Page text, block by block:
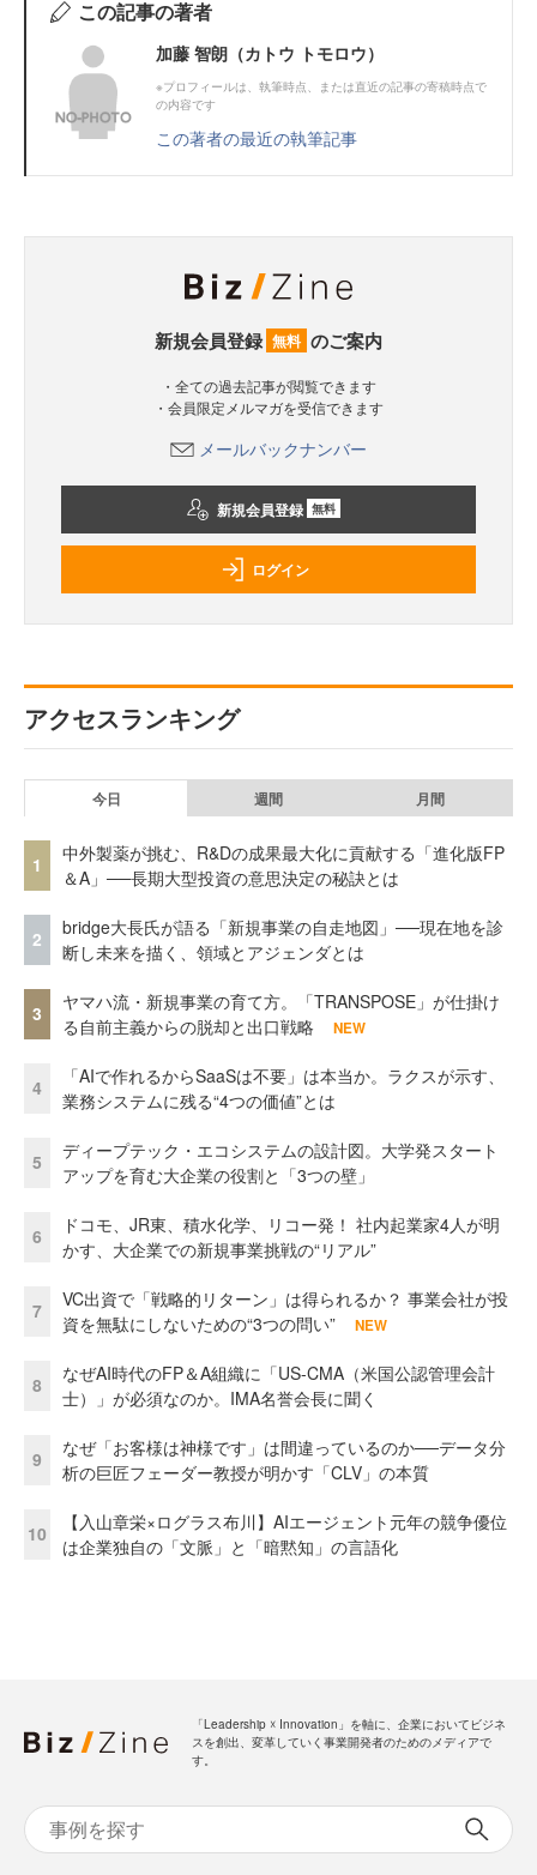
この記事の著者
加藤 智朗（カトウ トモロウ）
※プロフィールは、執筆時点、または直近の記事の寄稿時点で
の内容です
この著者の最近の執筆記事
新規会員登録 無料 のご案内
・全ての過去記事が閲覧できます
・会員限定メルマガを受信できます
メールバックナンバー
新規会員登録 無料
ログイン
アクセスランキング
今日 週間 月間
1
中外製薬が挑む、R&Dの成果最大化に貢献する「進化版FP
＆A」──長期大型投資の意思決定の秘訣とは
2
bridge大長氏が語る「新規事業の自走地図」──現在地を診
断し未来を描く、領域とアジェンダとは
3
ヤマハ流・新規事業の育て方。「TRANSPOSE」が仕掛け
る自前主義からの脱却と出口戦略
NEW
4
「AIで作れるからSaaSは不要」は本当か。ラクスが示す、
業務システムに残る“4つの価値”とは
5
ディープテック・エコシステムの設計図。大学発スタート
アップを育む大企業の役割と「3つの壁」
6
ドコモ、JR東、積水化学、リコー発！ 社内起業家4人が明
かす、大企業での新規事業挑戦の“リアル”
7
VC出資で「戦略的リターン」は得られるか？ 事業会社が投
資を無駄にしないための“3つの問い”
NEW
8
なぜAI時代のFP＆A組織に「US-CMA（米国公認管理会計
士）」が必須なのか。IMA名誉会長に聞く
9
なぜ「お客様は神様です」は間違っているのか──データ分
析の巨匠フェーダー教授が明かす「CLV」の本質
10
【入山章栄×ログラス布川】AIエージェント元年の競争優位
は企業独自の「文脈」と「暗黙知」の言語化
「Leadership ☓ Innovation」を軸に、企業においてビジネ
スを創出、変革していく事業開発者のためのメディアで
す。